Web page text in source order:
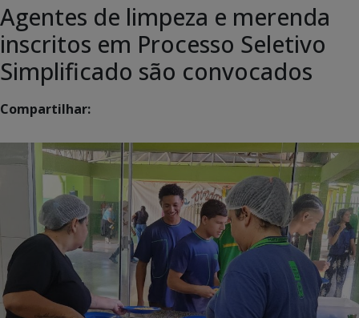
Agentes de limpeza e merenda
inscritos em Processo Seletivo
Simplificado são convocados
Compartilhar: